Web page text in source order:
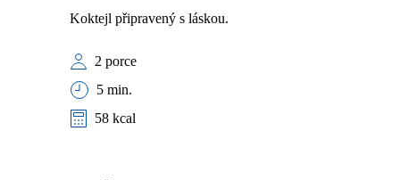
Koktejl připravený s láskou.
2 porce
5 min.
58 kcal